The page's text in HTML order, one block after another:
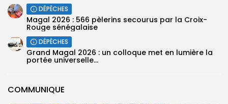
COMMUNIQUE
DÉPÊCHES
Magal 2026 : 566 pèlerins secourus par la Croix-
Rouge sénégalaise
DÉPÊCHES
Grand Magal 2026 : un colloque met en lumière la
portée universelle...